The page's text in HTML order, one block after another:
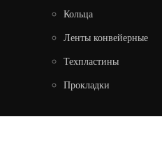
Узнать цену
Кольца
Ленты конвейерные
Техпластины
Прокладки